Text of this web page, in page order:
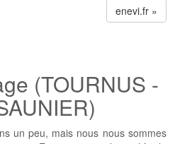
enevi.fr »
(TOURNUS -
un peu, mais nous nous sommes